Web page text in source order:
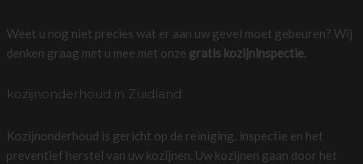
Weet u nog niet precies wat er aan uw gevel moet gebeuren? Wij
denken graag met u mee met onze gratis kozijninspectie.
kozijnonderhoud in Zuidland
Kozijnonderhoud is gericht op de reiniging, inspectie en het
preventief herstel van uw kozijnen. Uw kozijnen gaan door het